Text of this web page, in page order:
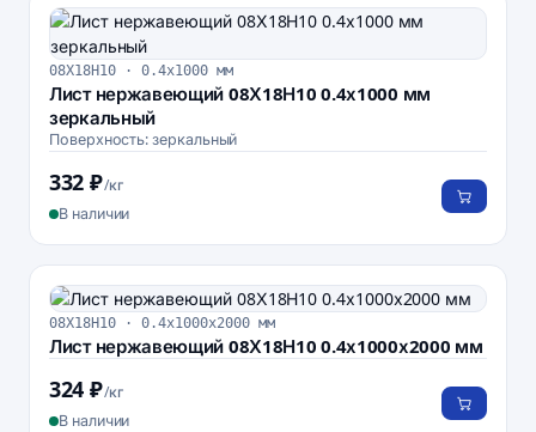
08Х18Н10 · 0.4х1000 мм
Лист нержавеющий 08Х18Н10 0.4х1000 мм
зеркальный
Поверхность: зеркальный
332 ₽/кг
В наличии
08Х18Н10 · 0.4х1000х2000 мм
Лист нержавеющий 08Х18Н10 0.4х1000х2000 мм
324 ₽/кг
В наличии